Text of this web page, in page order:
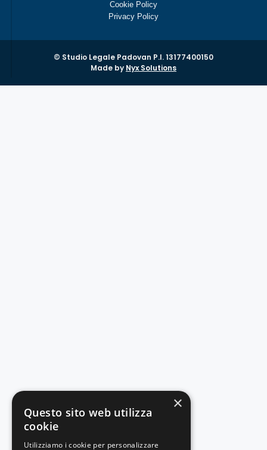
Cookie Policy
Privacy Policy
© Studio Legale Padovan P.I. 13177400150
Made by Nyx Solutions
×
Questo sito web utilizza
cookie
Utilizziamo i cookie per personalizzare